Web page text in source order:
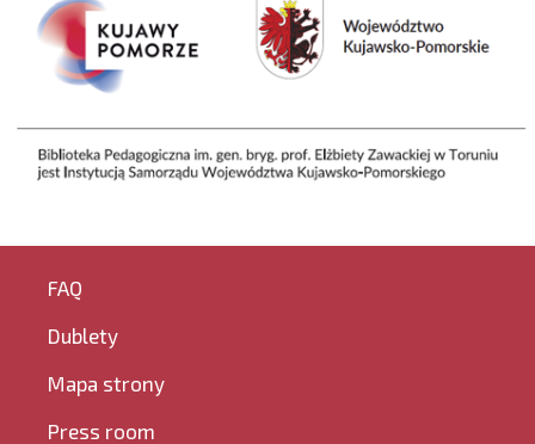
FAQ
Dublety
Mapa strony
Press room